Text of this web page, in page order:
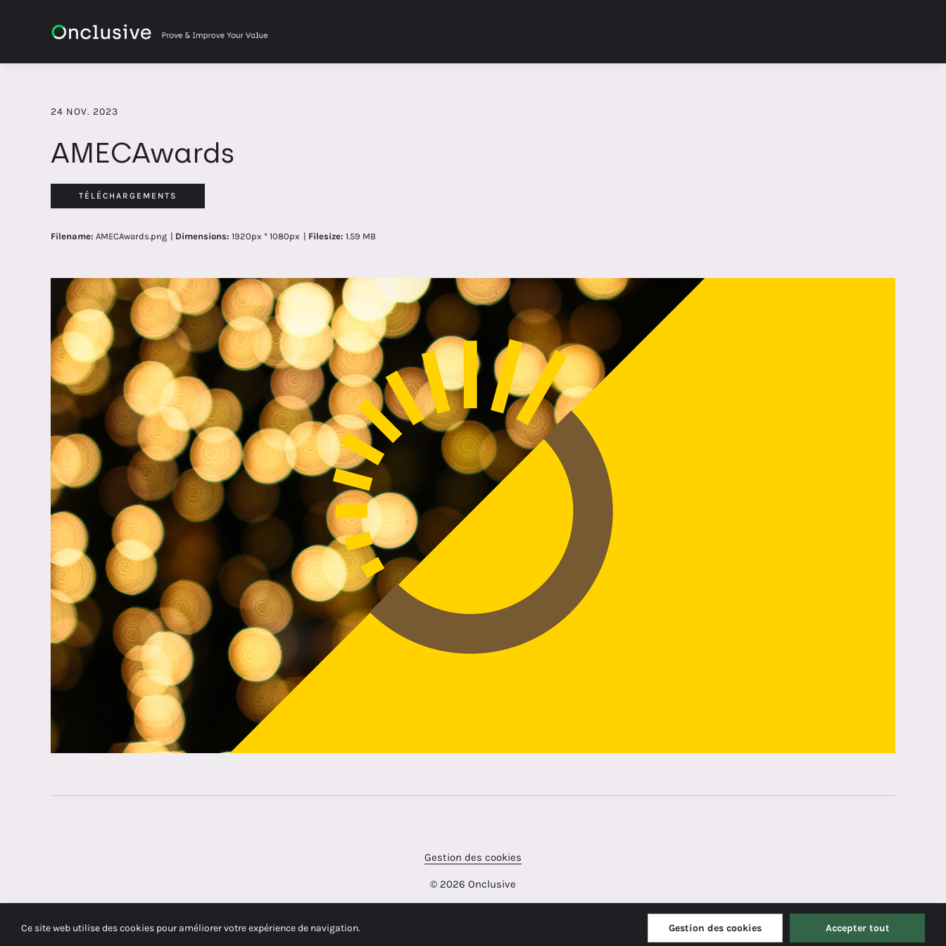
24 NOV. 2023
AMECAwards
TÉLÉCHARGEMENTS
Filename: AMECAwards.png | Dimensions: 1920px * 1080px | Filesize: 1.59 MB
Gestion des cookies
© 2026 Onclusive
Ce site web utilise des cookies pour améliorer votre expérience de navigation. Gestion des cookies Accepter tout